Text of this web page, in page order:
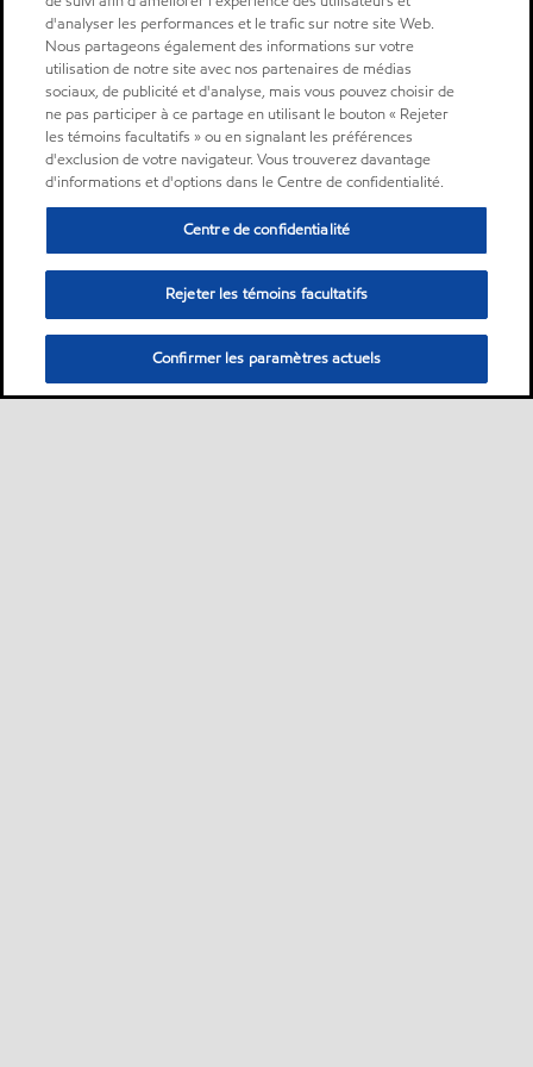
d'analyser les performances et le trafic sur notre site Web.
Nous partageons également des informations sur votre
utilisation de notre site avec nos partenaires de médias
sociaux, de publicité et d'analyse, mais vous pouvez choisir de
ne pas participer à ce partage en utilisant le bouton « Rejeter
les témoins facultatifs » ou en signalant les préférences
d'exclusion de votre navigateur. Vous trouverez davantage
d'informations et d'options dans le Centre de confidentialité.
Centre de confidentialité
Rejeter les témoins facultatifs
Confirmer les paramètres actuels